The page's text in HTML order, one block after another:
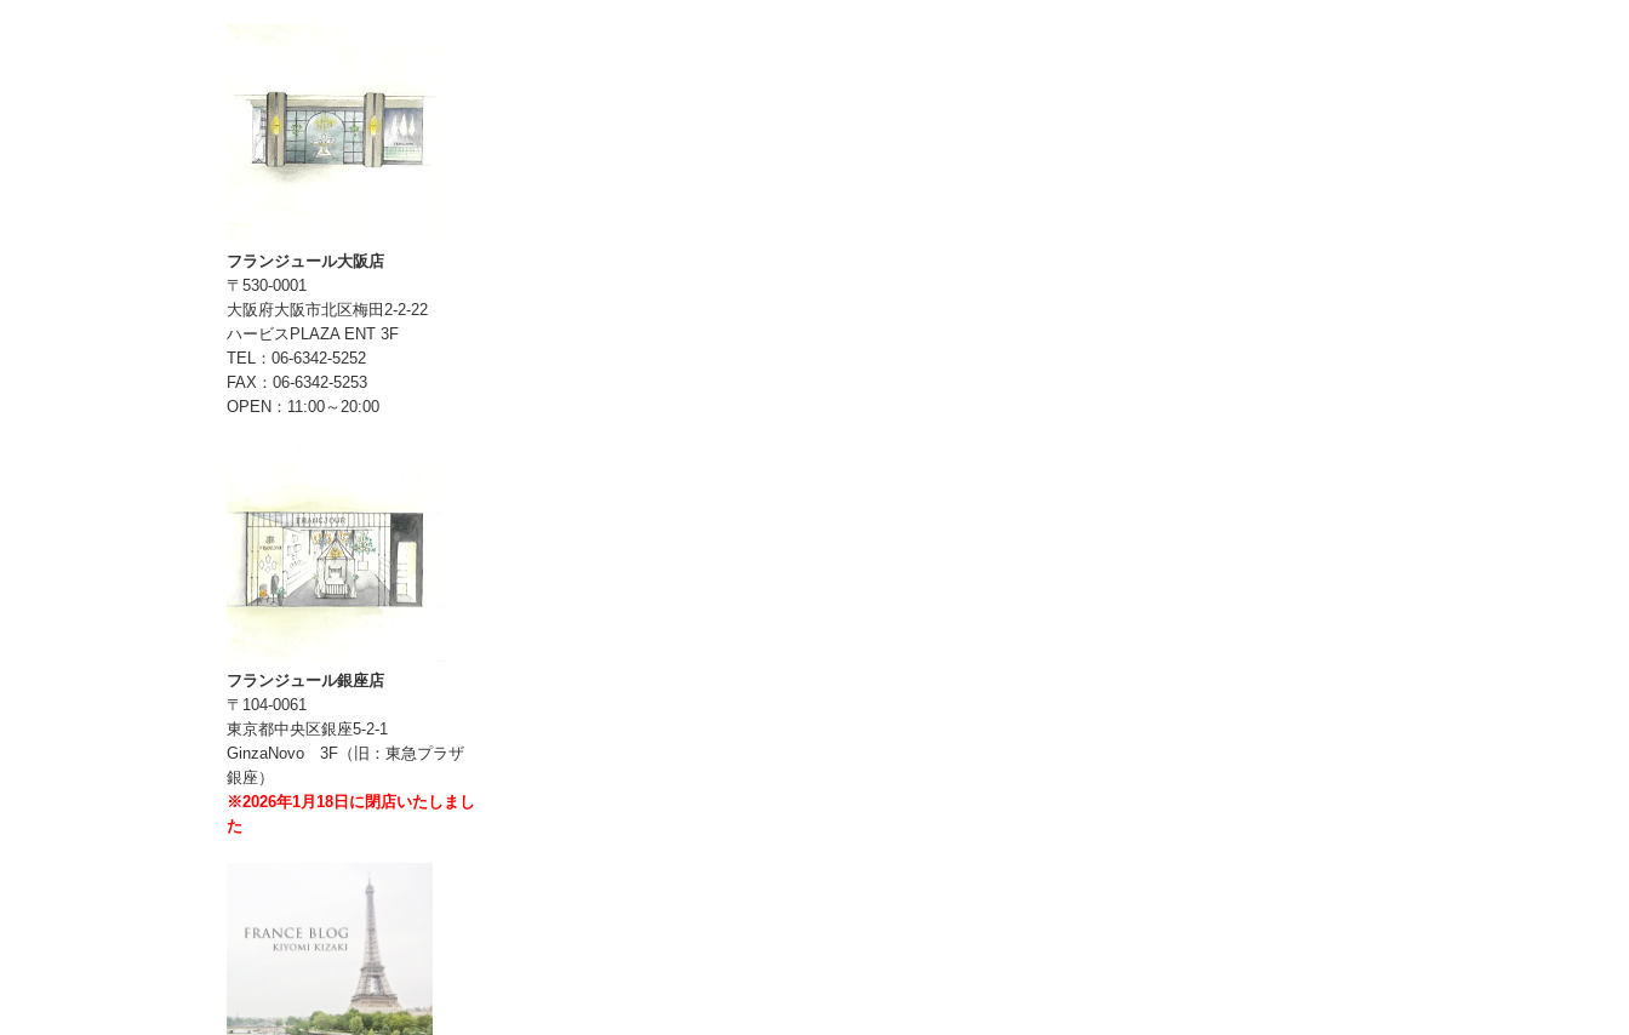
フランジュール大阪店
〒530-0001
大阪府大阪市北区梅田2-2-22
ハービスPLAZA ENT 3F
TEL：06-6342-5252
FAX：06-6342-5253
OPEN：11:00～20:00
フランジュール銀座店
〒104-0061
東京都中央区銀座5-2-1
GinzaNovo 3F（旧：東急プラザ
銀座）
※2026年1月18日に閉店いたしまし
た